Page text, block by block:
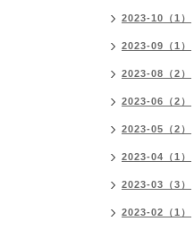
2023-10（1）
2023-09（1）
2023-08（2）
2023-06（2）
2023-05（2）
2023-04（1）
2023-03（3）
2023-02（1）